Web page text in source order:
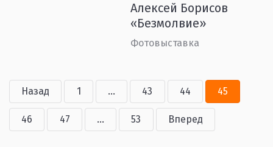
Алексей Борисов
«Безмолвие»
Фотовыставка
Назад 1 ... 43 44 45
46 47 ... 53 Вперед